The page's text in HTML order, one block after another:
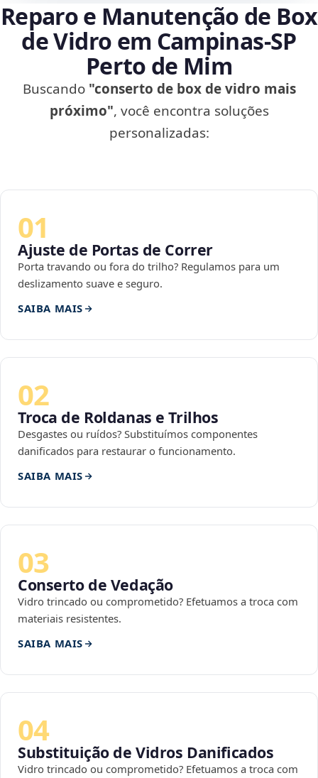
Reparo e Manutenção de Box
de Vidro em Campinas‑SP
Perto de Mim
Buscando "conserto de box de vidro mais
próximo", você encontra soluções
personalizadas:
01
Ajuste de Portas de Correr
Porta travando ou fora do trilho? Regulamos para um
deslizamento suave e seguro.
SAIBA MAIS
02
Troca de Roldanas e Trilhos
Desgastes ou ruídos? Substituímos componentes
danificados para restaurar o funcionamento.
SAIBA MAIS
03
Conserto de Vedação
Vidro trincado ou comprometido? Efetuamos a troca com
materiais resistentes.
SAIBA MAIS
04
Substituição de Vidros Danificados
Vidro trincado ou comprometido? Efetuamos a troca com